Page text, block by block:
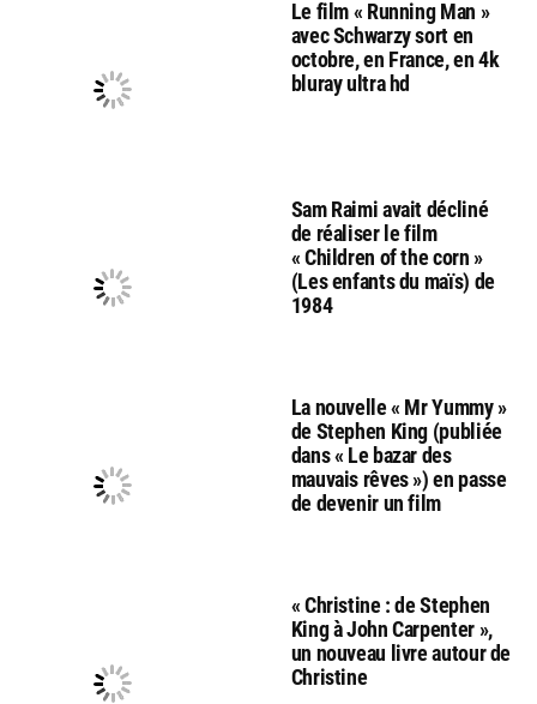
Le film « Running Man »
avec Schwarzy sort en
octobre, en France, en 4k
bluray ultra hd
Sam Raimi avait décliné
de réaliser le film
« Children of the corn »
(Les enfants du maïs) de
1984
La nouvelle « Mr Yummy »
de Stephen King (publiée
dans « Le bazar des
mauvais rêves ») en passe
de devenir un film
« Christine : de Stephen
King à John Carpenter »,
un nouveau livre autour de
Christine